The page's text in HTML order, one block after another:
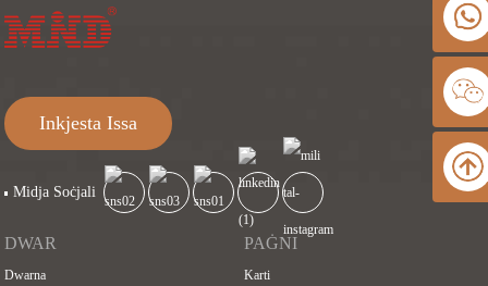
Inkjesta Issa
Midja Soċjali
DWAR
Dwarna
PAĠNI
Karti